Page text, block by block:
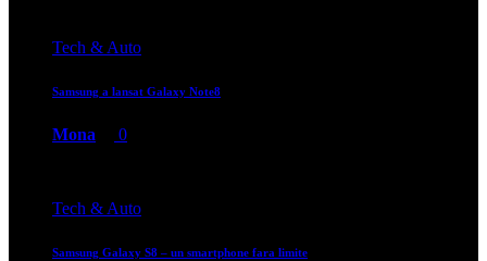
Tech & Auto
Samsung a lansat Galaxy Note8
Mona 0
Tech & Auto
Samsung Galaxy S8 – un smartphone fara limite